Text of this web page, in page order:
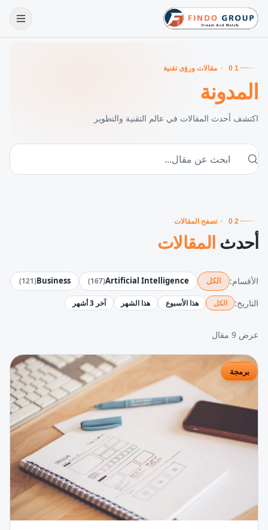
01
· مقالات ورؤى تقنية
المدونة
اكتشف أحدث المقالات في عالم التقنية والتطوير
02
·تصفح المقالات
أحدث المقالات
الأقسام: الكل Artificial Intelligence
(
167
)
Business
(
121
)
التاريخ: الكل هذا الأسبوع هذا الشهر آخر 3 أشهر
عرض 9 مقال
برمجة